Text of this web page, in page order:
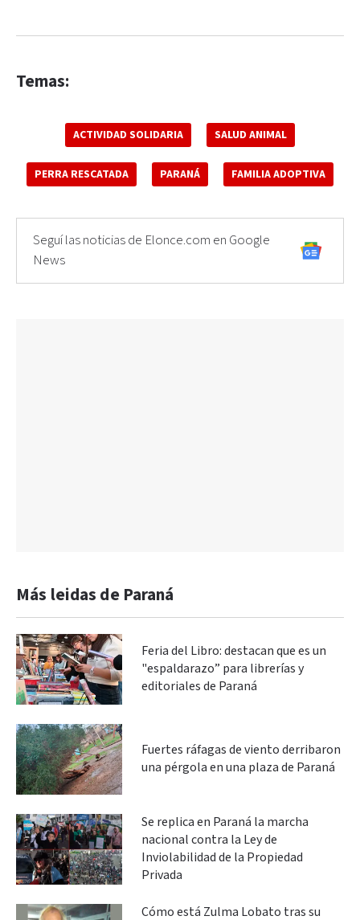
Temas:
ACTIVIDAD SOLIDARIA SALUD ANIMAL
PERRA RESCATADA PARANÁ FAMILIA ADOPTIVA
Seguí las noticias de Elonce.com en Google
News
Más leidas de Paraná
Feria del Libro: destacan que es un
"espaldarazo” para librerías y
editoriales de Paraná
Fuertes ráfagas de viento derribaron
una pérgola en una plaza de Paraná
Se replica en Paraná la marcha
nacional contra la Ley de
Inviolabilidad de la Propiedad
Privada
Cómo está Zulma Lobato tras su